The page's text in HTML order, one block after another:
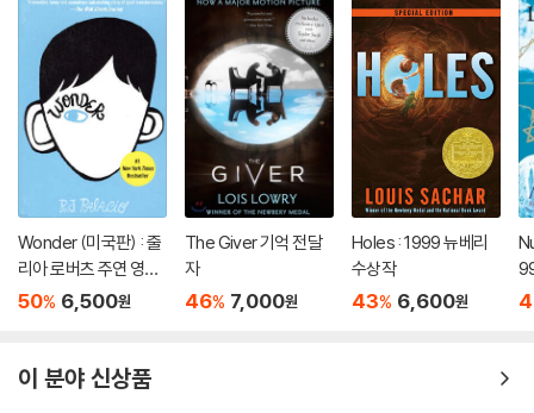
Wonder (미국판) : 줄
리아 로버츠 주연 영화
'원더' 원작 소설
50% 6,500원
The Giver 기억 전달
자
46% 7,000원
Holes : 1999 뉴베리
수상작
43% 6,600원
이 분야 신상품